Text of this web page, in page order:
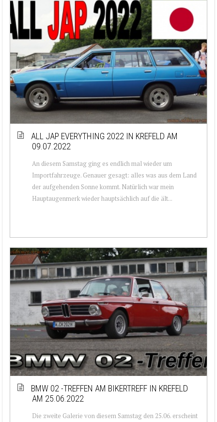
ALL JAP EVERYTHING 2022 IN KREFELD AM
09.07.2022
An diesem Samstag ging es endlich mal wieder um
Importfahrzeuge. Genauer gesagt: alles was aus dem Land
der aufgehenden Sonne kommt. Natürlich war mein
Hauptaugenmerk wieder hauptsächlich auf die ält...
BMW 02 -TREFFEN AM BIKERTREFF IN KREFELD
AM 25.06.2022
Die zweite Galerie von diesem Samstag den 25.06. erscheint